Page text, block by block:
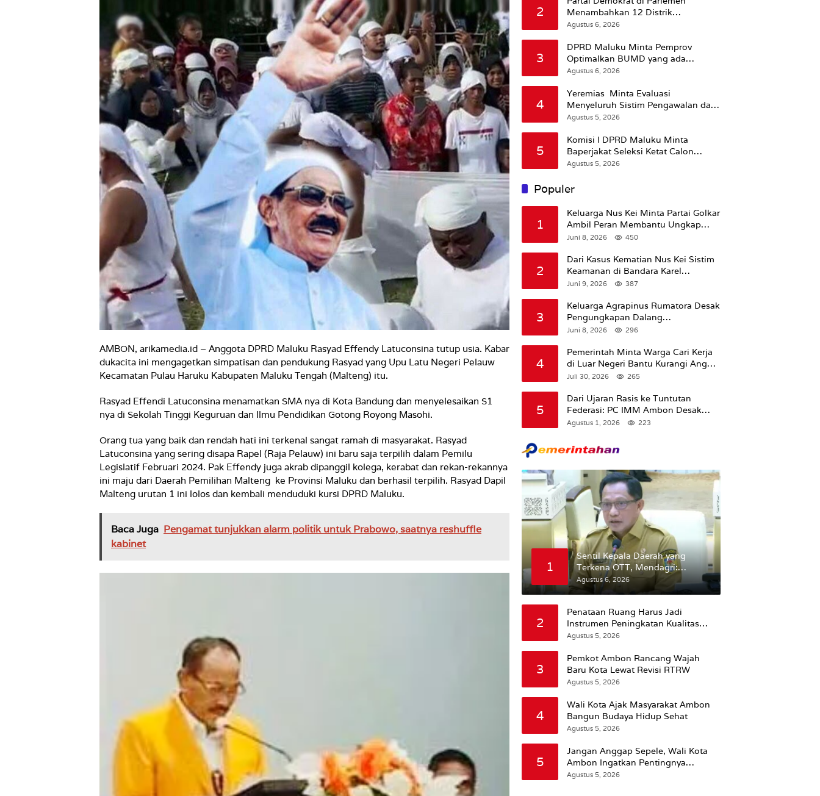
AMBON, arikamedia.id – Anggota DPRD Maluku Rasyad Effendy Latuconsina tutup usia. Kabar
dukacita ini mengagetkan simpatisan dan pendukung Rasyad yang Upu Latu Negeri Pelauw
Kecamatan Pulau Haruku Kabupaten Maluku Tengah (Malteng) itu.
Rasyad Effendi Latuconsina menamatkan SMA nya di Kota Bandung dan menyelesaikan S1
nya di Sekolah Tinggi Keguruan dan Ilmu Pendidikan Gotong Royong Masohi.
Orang tua yang baik dan rendah hati ini terkenal sangat ramah di masyarakat. Rasyad
Latuconsina yang sering disapa Rapel (Raja Pelauw) ini baru saja terpilih dalam Pemilu
Legislatif Februari 2024. Pak Effendy juga akrab dipanggil kolega, kerabat dan rekan-rekannya
ini maju dari Daerah Pemilihan Malteng ke Provinsi Maluku dan berhasil terpilih. Rasyad Dapil
Malteng urutan 1 ini lolos dan kembali menduduki kursi DPRD Maluku.
Baca Juga Pengamat tunjukkan alarm politik untuk Prabowo, saatnya reshuffle
kabinet
2
Menambahkan 12 Distrik
Pendukung Trump
Agustus 6, 2026
3
DPRD Maluku Minta Pemprov
Optimalkan BUMD yang ada
Ketimbang Menambah Baru
Agustus 6, 2026
4
Yeremias Minta Evaluasi
Menyeluruh Sistim Pengawalan dan
Operasional Angkutan Kontainer
Agustus 5, 2026
5
Komisi I DPRD Maluku Minta
Baperjakat Seleksi Ketat Calon
Pejabat Termasuk Rekam Jejak
Agustus 5, 2026
Populer
1
Keluarga Nus Kei Minta Partai Golkar
Ambil Peran Membantu Ungkap
Kematian Almarhum
Juni 8, 2026 450
2
Dari Kasus Kematian Nus Kei Sistim
Keamanan di Bandara Karel
Sadsuitubun Langgur
Juni 9, 2026 387
3
Keluarga Agrapinus Rumatora Desak
Pengungkapan Dalang
Pembunuhan, Siap Bawa Kasus ke
Juni 8, 2026 296
4
Pemerintah Minta Warga Cari Kerja
di Luar Negeri Bantu Kurangi Angka
Pengangguran
Juli 30, 2026 265
5
Dari Ujaran Rasis ke Tuntutan
Federasi: PC IMM Ambon Desak
Klarifikasi Presiden dan Imbau
Putih Di Maluku.
Agustus 1, 2026 223
1
Sentil Kepala Daerah yang
Terkena OTT, Mendagri:
Mereka Bukan Anak Kemarin
Sore
Agustus 6, 2026
2
Penataan Ruang Harus Jadi
Instrumen Peningkatan Kualitas
Hidup Masyarakat, Wattimena:
Susun RDTR Sebagai Dasar Hukum
Agustus 5, 2026
3
Pemkot Ambon Rancang Wajah
Baru Kota Lewat Revisi RTRW
Agustus 5, 2026
4
Wali Kota Ajak Masyarakat Ambon
Bangun Budaya Hidup Sehat
Agustus 5, 2026
5
Jangan Anggap Sepele, Wali Kota
Ambon Ingatkan Pentingnya
Perencanaan Kesehatan
Agustus 5, 2026